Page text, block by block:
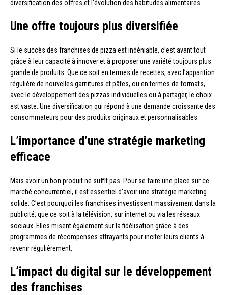
diversification des offres et l’évolution des habitudes alimentaires.
Une offre toujours plus diversifiée
Si le succès des franchises de pizza est indéniable, c’est avant tout
grâce à leur capacité à innover et à proposer une variété toujours plus
grande de produits. Que ce soit en termes de recettes, avec l’apparition
régulière de nouvelles garnitures et pâtes, ou en termes de formats,
avec le développement des pizzas individuelles ou à partager, le choix
est vaste. Une diversification qui répond à une demande croissante des
consommateurs pour des produits originaux et personnalisables.
L’importance d’une stratégie marketing
efficace
Mais avoir un bon produit ne suffit pas. Pour se faire une place sur ce
marché concurrentiel, il est essentiel d’avoir une stratégie marketing
solide. C’est pourquoi les franchises investissent massivement dans la
publicité, que ce soit à la télévision, sur internet ou via les réseaux
sociaux. Elles misent également sur la fidélisation grâce à des
programmes de récompenses attrayants pour inciter leurs clients à
revenir régulièrement.
L’impact du digital sur le développement
des franchises